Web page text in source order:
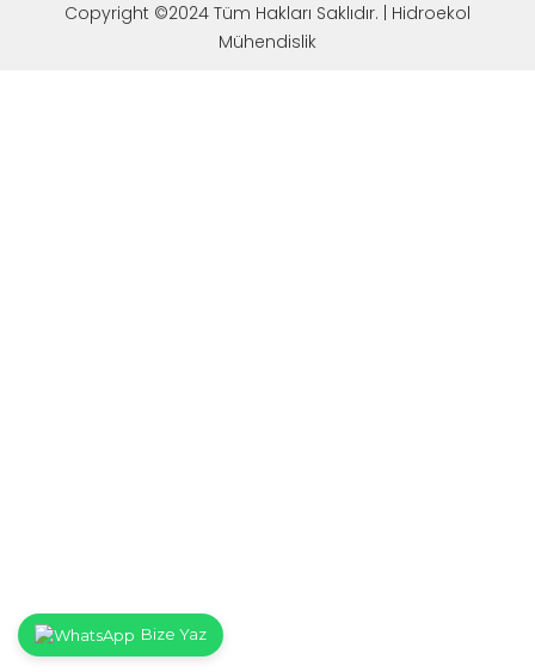
Copyright ©2024 Tüm Hakları Saklıdır. | Hidroekol
Mühendislik
Bize Yaz